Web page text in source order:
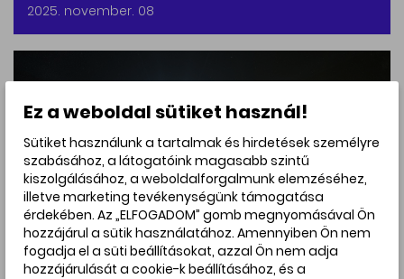
2025. november. 08
Ez a weboldal sütiket használ!
Sütiket használunk a tartalmak és hirdetések személyre
szabásához, a látogatóink magasabb szintű
kiszolgálásához, a weboldalforgalmunk elemzéséhez,
illetve marketing tevékenységünk támogatása
érdekében. Az „ELFOGADOM” gomb megnyomásával Ön
hozzájárul a sütik használatához. Amennyiben Ön nem
fogadja el a süti beállításokat, azzal Ön nem adja
hozzájárulását a cookie-k beállításához, és a